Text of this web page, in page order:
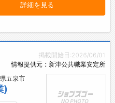
詳細を見る
掲載開始日:2026/06/01
情報提供元：新津公共職業安定所
五泉市
)